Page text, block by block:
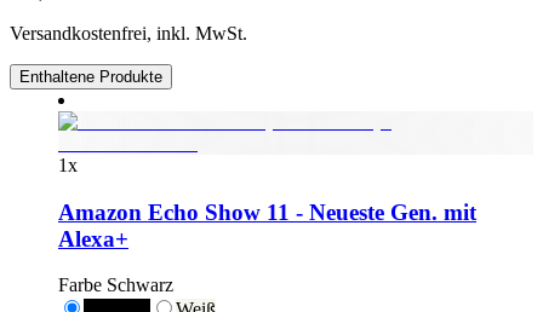
Versandkostenfrei, inkl. MwSt.
Enthaltene Produkte
1x
Amazon Echo Show 11 - Neueste Gen. mit
Alexa+
Farbe Schwarz